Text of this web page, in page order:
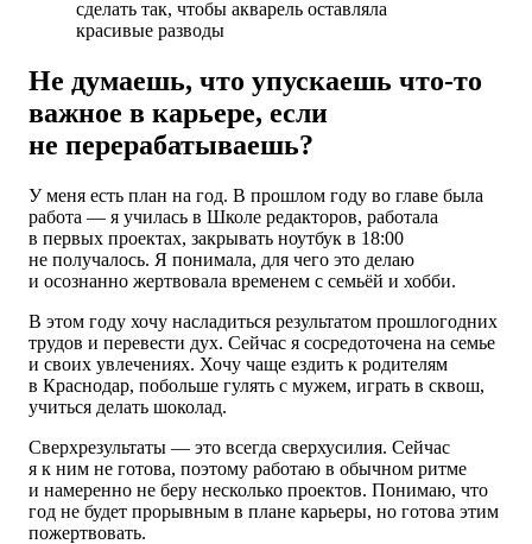
сделать так, чтобы акварель оставляла
красивые разводы
Не думаешь, что упускаешь что-то
важное в карьере, если
не перерабатываешь?
У меня есть план на год. В прошлом году во главе была
работа — я училась в Школе редакторов, работала
в первых проектах, закрывать ноутбук в 18:00
не получалось. Я понимала, для чего это делаю
и осознанно жертвовала временем с семьёй и хобби.
В этом году хочу насладиться результатом прошлогодних
трудов и перевести дух. Сейчас я сосредоточена на семье
и своих увлечениях. Хочу чаще ездить к родителям
в Краснодар, побольше гулять с мужем, играть в сквош,
учиться делать шоколад.
Сверхрезультаты — это всегда сверхусилия. Сейчас
я к ним не готова, поэтому работаю в обычном ритме
и намеренно не беру несколько проектов. Понимаю, что
год не будет прорывным в плане карьеры, но готова этим
пожертвовать.